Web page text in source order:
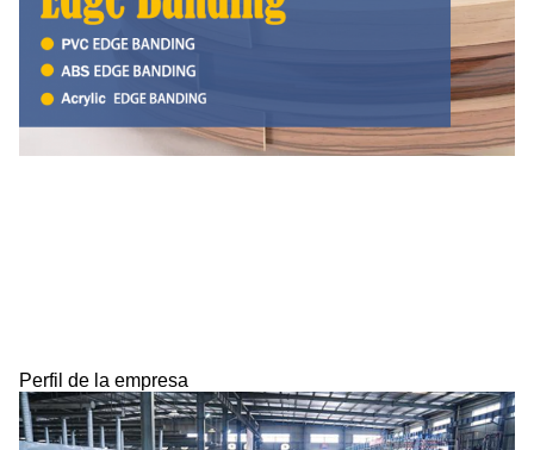
Perfil de la empresa